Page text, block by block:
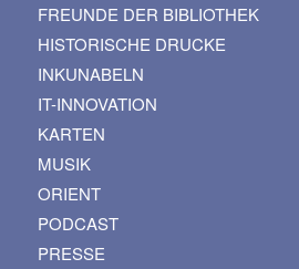
FREUNDE DER BIBLIOTHEK
HISTORISCHE DRUCKE
INKUNABELN
IT-INNOVATION
KARTEN
MUSIK
ORIENT
PODCAST
PRESSE